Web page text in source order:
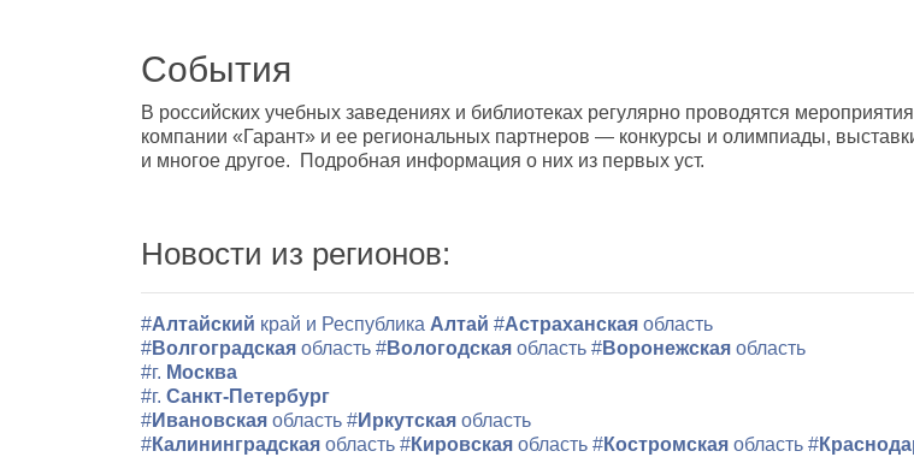
События
В российских учебных заведениях и библиотеках регулярно проводятся
компании «Гарант» и ее региональных партнеров — конкурсы и олимпиады,
и многое другое. Подробная информация о них из первых уст.
Новости из регионов:
#Алтайский край и Республика Алтай #Астраханская область
#Волгоградская область #Вологодская область #Воронежская область
#г. Москва
#г. Санкт-Петербург
#Ивановская область #Иркутская область
#Калининградская область #Кировская область #Костромская область #